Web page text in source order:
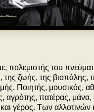
πολεμιστής του
, της ζωής, της βιοπάλης,
Ποιητής, μουσικός,
αγρότης, πατέρας,
γέρος. Των αλλοτινών